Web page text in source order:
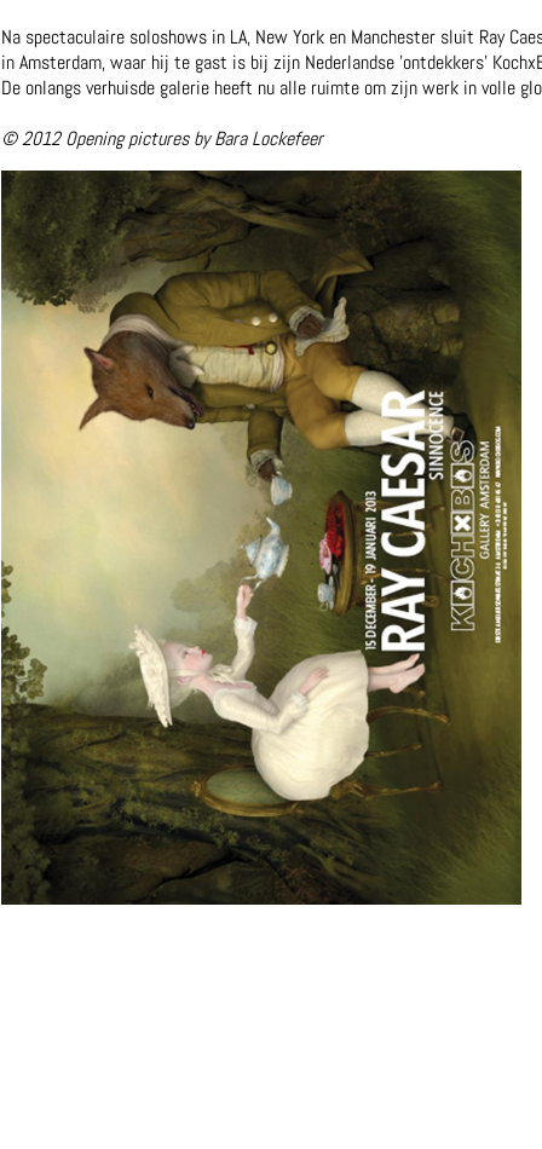
Na spectaculaire soloshows in LA, New York en Manchester sluit Ray
in Amsterdam, waar hij te gast is bij zijn Nederlandse 'ontdekkers'
De onlangs verhuisde galerie heeft nu alle ruimte om zijn werk in volle
© 2012 Opening pictures by Bara Lockefeer